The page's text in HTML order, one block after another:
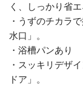
く、しっかり省
・うずのチカラ
水口」。
・浴槽パンあり
・スッキリデザ
ドア」。